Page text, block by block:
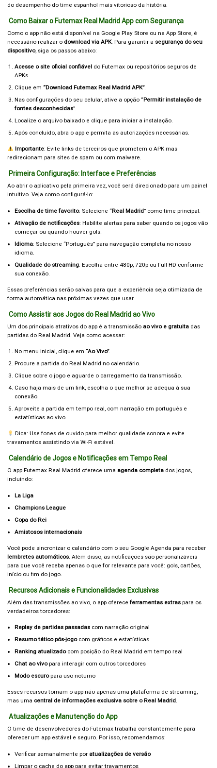
do desempenho do time espanhol mais vitorioso da história.
Como Baixar o Futemax Real Madrid App com Segurança
Como o app não está disponível na Google Play Store ou na App Store, é
necessário realizar o download via APK. Para garantir a segurança do seu
dispositivo, siga os passos abaixo:
Acesse o site oficial confiável do Futemax ou repositórios seguros de
APKs.
Clique em“Download Futemax Real Madrid APK”.
Nas configurações do seu celular, ative a opção “Permitir instalação de
fontes desconhecidas”.
Localize o arquivo baixado e clique para iniciar a instalação.
Após concluído, abra o app e permita as autorizações necessárias.
Importante: Evite links de terceiros que prometem o APK mas
redirecionam para sites de spam ou com malware.
Primeira Configuração: Interface e Preferências
Ao abrir o aplicativo pela primeira vez, você será direcionado para um painel
intuitivo. Veja como configurá-lo:
Escolha de time favorito: Selecione “Real Madrid” como time principal.
Ativação de notificações: Habilite alertas para saber quando os jogos vão
começar ou quando houver gols.
Idioma: Selecione “Português” para navegação completa no nosso
idioma.
Qualidade do streaming: Escolha entre 480p, 720p ou Full HD conforme
sua conexão.
Essas preferências serão salvas para que a experiência seja otimizada de
forma automática nas próximas vezes que usar.
Como Assistir aos Jogos do Real Madrid ao Vivo
Um dos principais atrativos do app é a transmissão ao vivo e gratuita das
partidas do Real Madrid. Veja como acessar:
No menu inicial, clique em“Ao Vivo”.
Procure a partida do Real Madrid no calendário.
Clique sobre o jogo e aguarde o carregamento da transmissão.
Caso haja mais de um link, escolha o que melhor se adequa à sua
conexão.
Aproveite a partida em tempo real, com narração em português e
estatísticas ao vivo.
Dica: Use fones de ouvido para melhor qualidade sonora e evite
travamentos assistindo via Wi-Fi estável.
Calendário de Jogos e Notificações em Tempo Real
O app Futemax Real Madrid oferece uma agenda completa dos jogos,
incluindo:
La Liga
Champions League
Copa do Rei
Amistosos internacionais
Você pode sincronizar o calendário com o seu Google Agenda para receber
lembretes automáticos . Além disso, as notificações são personalizáveis
para que você receba apenas o que for relevante para você: gols, cartões,
início ou fim do jogo.
Recursos Adicionais e Funcionalidades Exclusivas
Além das transmissões ao vivo, o app oferece ferramentas extras para os
verdadeiros torcedores:
Replay de partidas passadas com narração original
Resumo tático pós-jogocom gráficos e estatísticas
Ranking atualizadocom posição do Real Madrid em tempo real
Chat ao vivopara interagir com outros torcedores
Modo escuropara uso noturno
Esses recursos tornam o app não apenas uma plataforma de streaming,
mas uma central de informações exclusiva sobre o Real Madrid.
Atualizações e Manutenção do App
O time de desenvolvedores do Futemax trabalha constantemente para
oferecer um app estável e seguro. Por isso, recomendamos:
Verificar semanalmente por atualizações de versão
Limpar o cache do app para evitar travamentos